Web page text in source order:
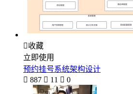
收藏
立即使用
预约挂号系统架构设计
 887  11  0